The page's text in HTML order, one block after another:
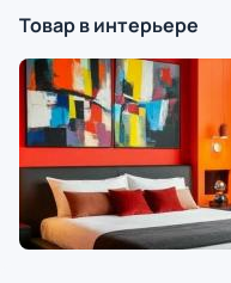
Товар в интерьере